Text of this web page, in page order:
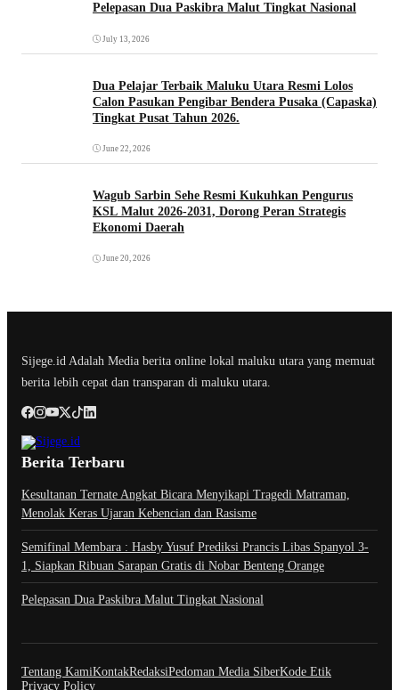
Pelepasan Dua Paskibra Malut Tingkat Nasional
July 13, 2026
Dua Pelajar Terbaik Maluku Utara Resmi Lolos
Calon Pasukan Pengibar Bendera Pusaka (Capaska)
Tingkat Pusat Tahun 2026.
June 22, 2026
Wagub Sarbin Sehe Resmi Kukuhkan Pengurus
KSL Malut 2026-2031, Dorong Peran Strategis
Ekonomi Daerah
June 20, 2026
Sijege.id Adalah Media berita online lokal maluku utara yang memuat
berita lebih cepat dan transparan di maluku utara.
Berita Terbaru
Kesultanan Ternate Angkat Bicara Menyikapi Tragedi Matraman,
Menolak Keras Ujaran Kebencian dan Rasisme
Semifinal Membara : Hasby Yusuf Prediksi Prancis Libas Spanyol 3-
1, Siapkan Ribuan Sarapan Gratis di Nobar Benteng Orange
Pelepasan Dua Paskibra Malut Tingkat Nasional
Tentang KamiKontakRedaksiPedoman Media SiberKode Etik
Privacy Policy